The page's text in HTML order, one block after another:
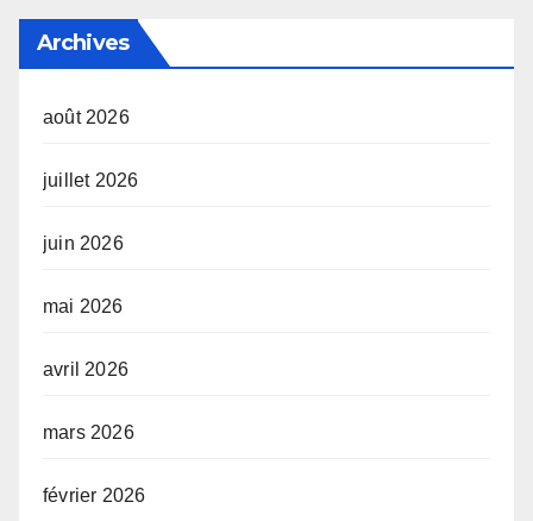
Archives
août 2026
juillet 2026
juin 2026
mai 2026
avril 2026
mars 2026
février 2026